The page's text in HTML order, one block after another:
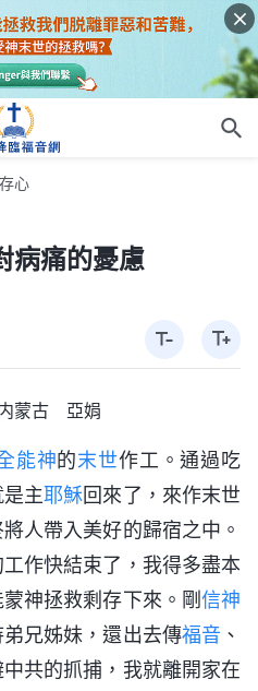
心
病痛的憂慮
蒙古 亞娟
能神的末世作工。通過吃
是主耶穌回來了，來作末世
人帶入美好的歸宿之中。
作快結束了，我得多盡本
蒙神拯救剩存下來。剛信神
兄姊妹，還出去傳福音 、
共的抓捕，我就離開家在